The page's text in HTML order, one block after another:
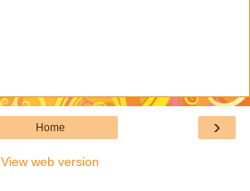
›
Home
View web version